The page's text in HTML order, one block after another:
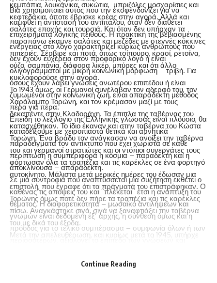
κεμπάπια, λουκάνικα, συκώτια, μπριζόλες μοσχαρίσιες και
κεφτεδάκια, όποτε έβρισκε κρέας στην αγορά. Αλλά και
σαλάτες εποχής και τουρσιά. Και όταν δεν υπήρχαν τα
παραπάνω έκαμνε σαλάτες και μεζέδες με στεγνές κόκκινες
πιπεριές. Σέρβιρε και ποτά, όπως τσίπουρο, κρασί, ρετσίνα,
ούζο, σαμπάνια, διάφορα λικέρ, μπύρες και ότι άλλο
κυκλοφορούσε στην αγορά.
Το 1943 όμως, οι Γερμανοί συνέλαβαν τον αδερφό του, τον
Χαράλαμπο Τορώνη, και τον κρέμασαν μαζί με τους
δεκαπέντε στην Κλαδοράχη. Τα έπιπλα της ταβέρνας του
κατασχέθηκαν. Το ίδιο έκαναν και στην ταβέρνα του Κώστα
Τορώνη. Ένα βράδυ τον ανάγκασαν να ανοίξει την ταβέρνα
του και γερμανοί στρατιώτες και οι ντόπιοι συνεργάτες τους
φόρτωσαν όλα τα τραπέζια και τις καρέκλες σε ένα φορτηγό
αυτοκίνητο. Μάλιστα μετά μερικές ημέρες του έδωσαν μια
επιστολή, που έγραφε ότι τα πράγματά του επιστράφηκαν. Ο
Τορώνης όμως ποτέ δεν πήρε τα τραπέζια και τις καρέκλες
πίσω. Αναγκάστηκε σιγά, σιγά να ξαναφτιάξει την ταβέρνα
του με δικά του έξοδα.
Μετά την απελευθέρωση, και κυρίως μετά το 1945, υπήρχε
Τορώνη σέρβιρε όλα τα παραπάνω. Η πελατεία του εκτός
Βία χρησιμοποιεί αυτός που την εκσφενδονίζει για να
καμφθεί η αντίσταση του αντιπάλου, όταν δεν διαθέτει
επιχειρήματα λογικής πειθούς. Η πρακτική της βεβιασμένης
ενέργειας στο λόγο χαρακτηρίζει κυρίως ανθρώπους που
δεν έχουν ευχέρεια στον προφορικό λόγο ή είναι
ολιγογράμματοι με μικρή κοινωνική μόρφωση – τριβή. Για
όσους έχουν λάβει γνώσεις ανωτέρου επιπέδου ή είναι
ζυμωμένοι στην κοινωνική ζωή, είναι απαράδεκτη μέθοδος
πέρα για πέρα.
Επειδή το λεξιλόγιο της Ελληνικής γλώσσας είναι πλούσιο, θα
καταδείξουμε με χειροπιαστά θετικά και αρνητικά
παραδείγματα τον αντίκτυπο που έχει χωριστά σε κάθε
περίπτωση η συμπεριφορά η κόσμια – παραδεκτή και η
αποκλίνουσα – απαράδεκτη.
Σε μιά συντροφιά που αναπτύσσεται μια συζήτηση εκθέτει ο
καθένας τις απόψεις του και ¨πλέκεται¨ έτσι η ανάπτυξη του
θέματος. Η διαφορετικότητα – μωσαϊκό αντιλήψεων και
γνωμών είναι δεδομένη εξ’ αρχής, η σύνθεση όμως και η
πρόοδος για το τελικό συμπέρασμα – συμφωνία όλων ή των
συνομιλούν ή στρέφονται ο ένας εναντίον του άλλου για τις
Continue Reading